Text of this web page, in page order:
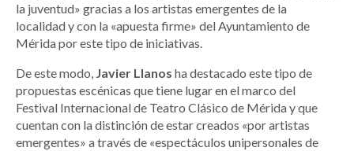
la juventud» gracias a los artistas emergentes de la
localidad y con la «apuesta firme» del Ayuntamiento de
Mérida por este tipo de iniciativas.
De este modo, Javier Llanos ha destacado este tipo de
propuestas escénicas que tiene lugar en el marco del
Festival Internacional de Teatro Clásico de Mérida y que
cuentan con la distinción de estar creados «por artistas
emergentes» a través de «espectáculos unipersonales de